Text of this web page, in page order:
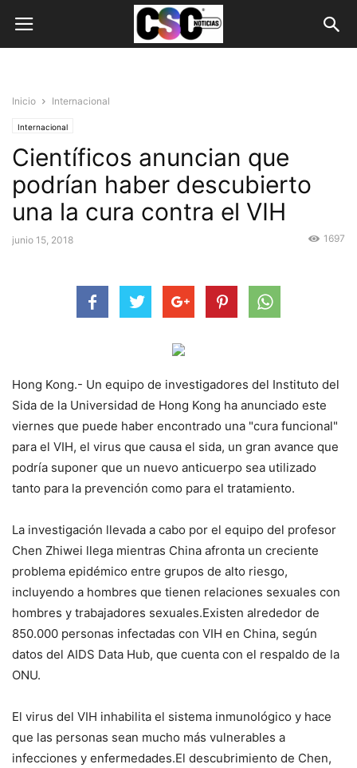
Inicio Internacional
Internacional
Científicos anuncian que
podrían haber descubierto
una la cura contra el VIH
junio 15, 2018 1697
Hong Kong.- Un equipo de investigadores del Instituto del
Sida de la Universidad de Hong Kong ha anunciado este
viernes que puede haber encontrado una "cura funcional"
para el VIH, el virus que causa el sida, un gran avance que
podría suponer que un nuevo anticuerpo sea utilizado
tanto para la prevención como para el tratamiento.
La investigación llevada a cabo por el equipo del profesor
Chen Zhiwei llega mientras China afronta un creciente
problema epidémico entre grupos de alto riesgo,
incluyendo a hombres que tienen relaciones sexuales con
hombres y trabajadores sexuales.Existen alrededor de
850.000 personas infectadas con VIH en China, según
datos del AIDS Data Hub, que cuenta con el respaldo de la
ONU.
El virus del VIH inhabilita el sistema inmunológico y hace
que las personas sean mucho más vulnerables a
infecciones y enfermedades.El descubrimiento de Chen,